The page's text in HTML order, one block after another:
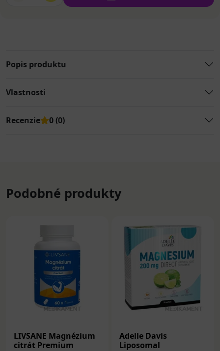
Popis produktu
Vlastnosti
Recenzie 0 (0)
Podobné produkty
LIVSANE Magnézium
citrát Premium
Adelle Davis
Liposomal